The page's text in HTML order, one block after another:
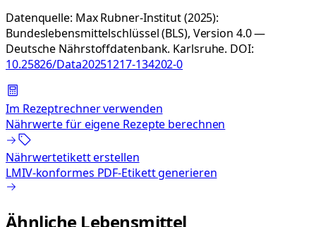
Datenquelle: Max Rubner-Institut (2025):
Bundeslebensmittelschlüssel (BLS), Version 4.0 —
Deutsche Nährstoffdatenbank. Karlsruhe. DOI:
10.25826/Data20251217-134202-0
Im Rezeptrechner verwenden
Nährwerte für eigene Rezepte berechnen
Nährwertetikett erstellen
LMIV-konformes PDF-Etikett generieren
Ähnliche Lebensmittel